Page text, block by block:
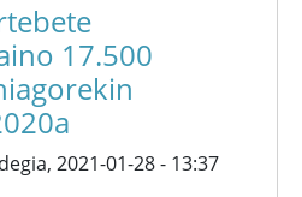
17.500
2021-01-28 - 13:37